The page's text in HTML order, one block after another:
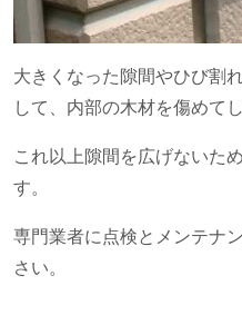
大きくなった隙間やひび割
して、内部の木材を傷めて
これ以上隙間を広げないた
す。
専門業者に点検とメンテナ
さい。